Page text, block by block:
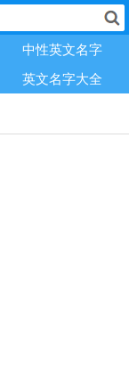
中性英文名字
英文名字大全